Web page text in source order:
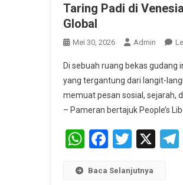
Taring Padi di
Global
Mei 30, 2026 Admin
Di sebuah ruang bekas
yang tergantung dari langit-
memuat pesan sosial, sejarah,
– Pameran bertajuk People’s
WhatsApp
X
Baca Selanjutnya